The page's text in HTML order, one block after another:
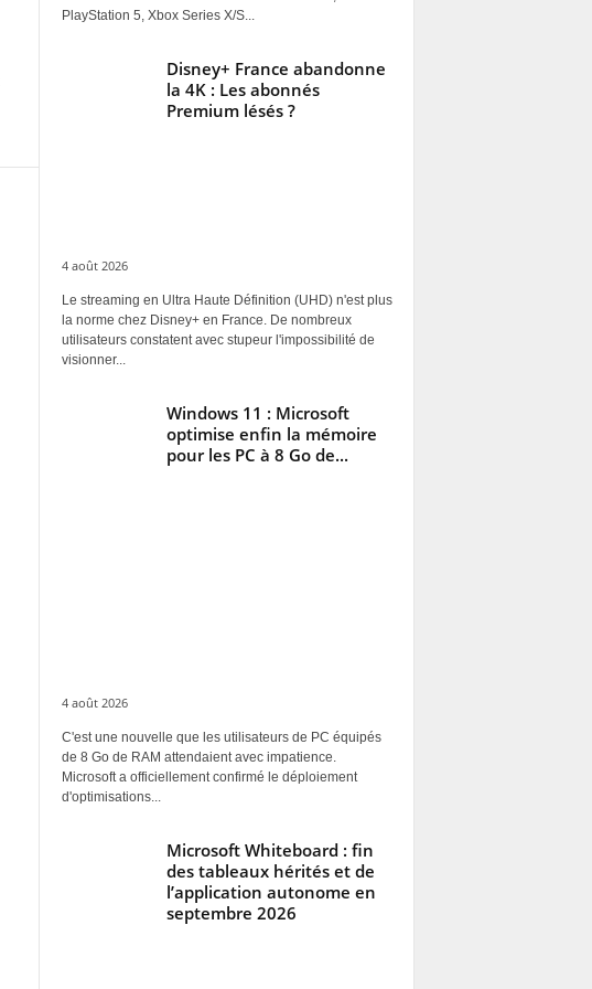
PlayStation 5, Xbox Series X/S...
Disney+ France abandonne
la 4K : Les abonnés
Premium lésés ?
4 août 2026
Le streaming en Ultra Haute Définition (UHD) n'est plus
la norme chez Disney+ en France. De nombreux
utilisateurs constatent avec stupeur l'impossibilité de
visionner...
Windows 11 : Microsoft
optimise enfin la mémoire
pour les PC à 8 Go de...
4 août 2026
C'est une nouvelle que les utilisateurs de PC équipés
de 8 Go de RAM attendaient avec impatience.
Microsoft a officiellement confirmé le déploiement
d'optimisations...
Microsoft Whiteboard : fin
des tableaux hérités et de
l’application autonome en
septembre 2026